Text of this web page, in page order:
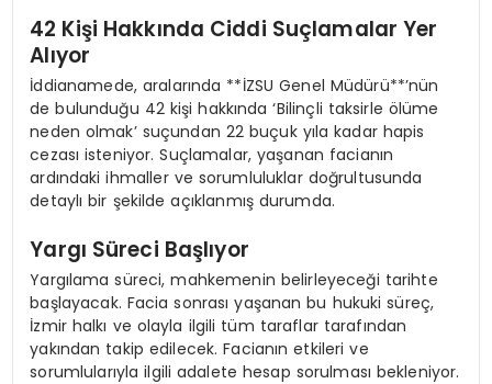
42 Kişi Hakkında Ciddi Suçlamalar Yer
Alıyor
İddianamede, aralarında **İZSU Genel Müdürü**’nün
de bulunduğu 42 kişi hakkında ‘Bilinçli taksirle ölüme
neden olmak’ suçundan 22 buçuk yıla kadar hapis
cezası isteniyor. Suçlamalar, yaşanan facianın
ardındaki ihmaller ve sorumluluklar doğrultusunda
detaylı bir şekilde açıklanmış durumda.
Yargı Süreci Başlıyor
Yargılama süreci, mahkemenin belirleyeceği tarihte
başlayacak. Facia sonrası yaşanan bu hukuki süreç,
İzmir halkı ve olayla ilgili tüm taraflar tarafından
yakından takip edilecek. Facianın etkileri ve
sorumlularıyla ilgili adalete hesap sorulması bekleniyor.